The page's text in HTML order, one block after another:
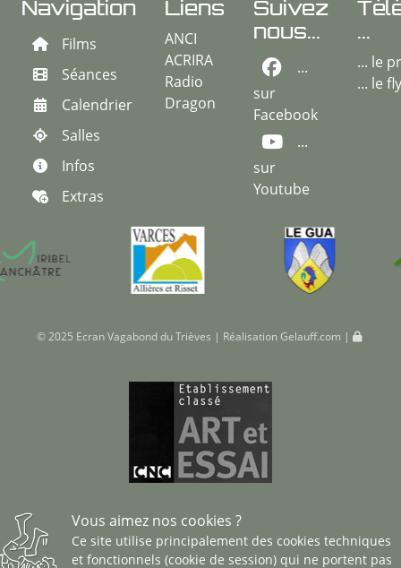
Navigation
Films
Séances
Calendrier
Salles
Infos
Extras
Liens
ANCI
ACRIRA
Radio
Dragon
Suivez
nous...
...
sur
Facebook
...
sur
Youtube
...
... le
... le
© 2025 Ecran Vagabond du Trièves | Réalisation Gelauff.com
Vous aimez nos cookies ?
Ce site utilise principalement des cookies techniques
et fonctionnels (cookie de session) qui ne portent pas